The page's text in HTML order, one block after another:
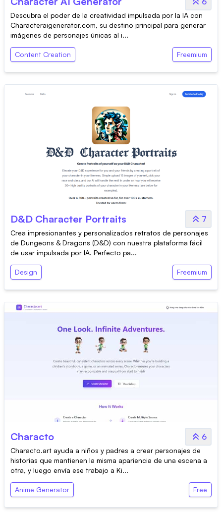
Descubra el poder de la creatividad impulsada por la IA con
Characteraigenerator.com, su destino principal para generar
imágenes de personajes únicas al i...
Content Creation Freemium
D&D Character Portraits 7
Crea impresionantes y personalizados retratos de personajes
de Dungeons & Dragons (D&D) con nuestra plataforma fácil
de usar impulsada por IA. Perfecto pa...
Design Freemium
Characto 6
Characto.art ayuda a niños y padres a crear personajes de
historias que mantienen la misma apariencia de una escena a
otra, y luego envía ese trabajo a Ki...
Anime Generator Free